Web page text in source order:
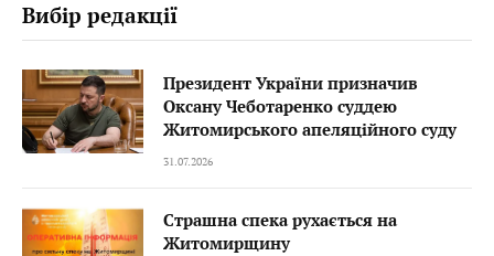
Вибір редакції
Президент України призначив
Оксану Чеботаренко суддею
Житомирського апеляційного суду
31.07.2026
Страшна спека рухається на
Житомирщину